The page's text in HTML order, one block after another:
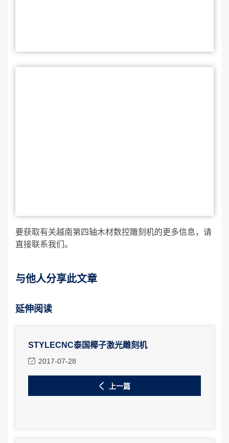
要获取有关越南第四轴木材数控雕刻机的更多信息，请
直接联系我们。
与他人分享此文章
延伸阅读
STYLECNC泰国椰子激光雕刻机
2017-07-28
上一篇